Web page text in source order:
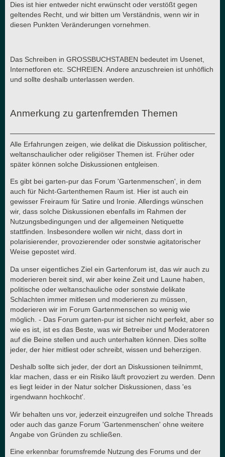
Dies ist hier entweder nicht erwünscht oder verstößt gegen
geltendes Recht, und wir bitten um Verständnis, wenn wir in
diesen Punkten Veränderungen vornehmen.
Das Schreiben in GROSSBUCHSTABEN bedeutet im Usenet,
Internetforen etc. SCHREIEN. Andere anzuschreien ist unhöflich
und sollte deshalb unterlassen werden.
Anmerkung zu gartenfremden Themen
Alle Erfahrungen zeigen, wie delikat die Diskussion politischer,
weltanschaulicher oder religiöser Themen ist. Früher oder
später können solche Diskussionen entgleisen.
Es gibt bei garten-pur das Forum 'Gartenmenschen', in dem
auch für Nicht-Gartenthemen Raum ist. Hier ist auch ein
gewisser Freiraum für Satire und Ironie. Allerdings wünschen
wir, dass solche Diskussionen ebenfalls im Rahmen der
Nutzungsbedingungen und der allgemeinen Netiquette
stattfinden. Insbesondere wollen wir nicht, dass dort in
polarisierender, provozierender oder sonstwie agitatorischer
Weise gepostet wird.
Da unser eigentliches Ziel ein Gartenforum ist, das wir auch zu
moderieren bereit sind, wir aber keine Zeit und Laune haben,
politische oder weltanschauliche oder sonstwie delikate
Schlachten immer mitlesen und moderieren zu müssen,
moderieren wir im Forum Gartenmenschen so wenig wie
möglich. - Das Forum garten-pur ist sicher nicht perfekt, aber so
wie es ist, ist es das Beste, was wir Betreiber und Moderatoren
auf die Beine stellen und auch unterhalten können. Dies sollte
jeder, der hier mitliest oder schreibt, wissen und beherzigen.
Deshalb sollte sich jeder, der dort an Diskussionen teilnimmt,
klar machen, dass er ein Risiko läuft provoziert zu werden. Denn
es liegt leider in der Natur solcher Diskussionen, dass 'es
irgendwann hochkocht'.
Wir behalten uns vor, jederzeit einzugreifen und solche Threads
oder auch das ganze Forum 'Gartenmenschen' ohne weitere
Angabe von Gründen zu schließen.
Eine erkennbar forumsfremde Nutzung des Forums und der